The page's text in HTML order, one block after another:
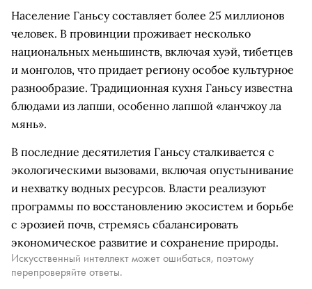
Население Ганьсу составляет более 25 миллионов
человек. В провинции проживает несколько
национальных меньшинств, включая хуэй, тибетцев
и монголов, что придает региону особое культурное
разнообразие. Традиционная кухня Ганьсу известна
блюдами из лапши, особенно лапшой «ланчжоу ла
мянь».
В последние десятилетия Ганьсу сталкивается с
экологическими вызовами, включая опустынивание
и нехватку водных ресурсов. Власти реализуют
программы по восстановлению экосистем и борьбе
с эрозией почв, стремясь сбалансировать
экономическое развитие и сохранение природы.
Искусственный интеллект может ошибаться, поэтому
перепроверяйте ответы.